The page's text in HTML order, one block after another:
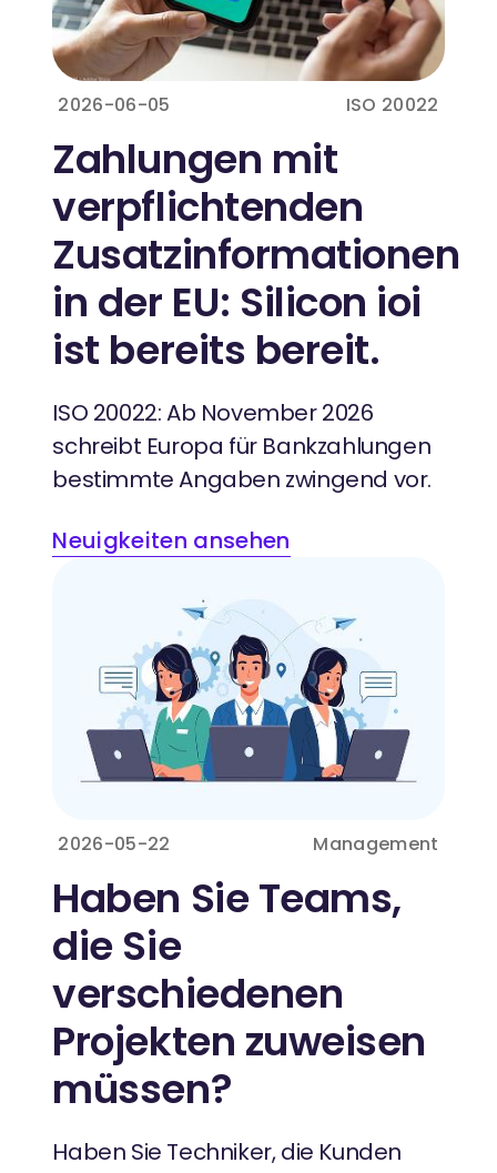
2026-06-05 ISO 20022
Zahlungen mit
verpflichtenden
Zusatzinformationen
in der EU: Silicon ioi
ist bereits bereit.
ISO 20022: Ab November 2026
schreibt Europa für Bankzahlungen
bestimmte Angaben zwingend vor.
Neuigkeiten ansehen
2026-05-22 Management
Haben Sie Teams,
die Sie
verschiedenen
Projekten zuweisen
müssen?
Haben Sie Techniker, die Kunden